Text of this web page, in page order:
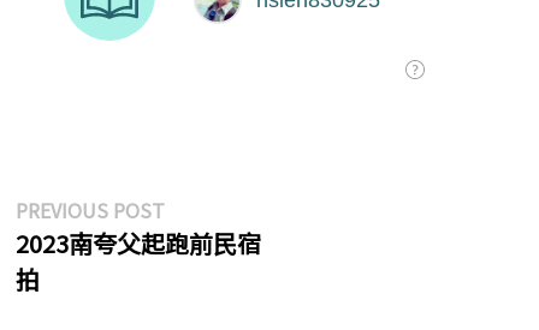
文
章
導
PREVIOUS POSTPrevious
post:
2023南夸父起跑前民宿
拍